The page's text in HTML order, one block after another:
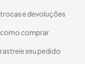
trocas e devoluções
como comprar
rastreie seu pedido